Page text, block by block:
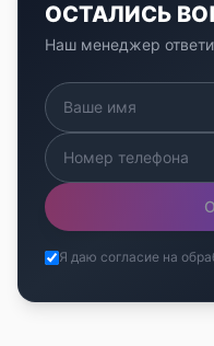
ОСТАЛИСЬ
Наш менеджер
Я даю согласие на